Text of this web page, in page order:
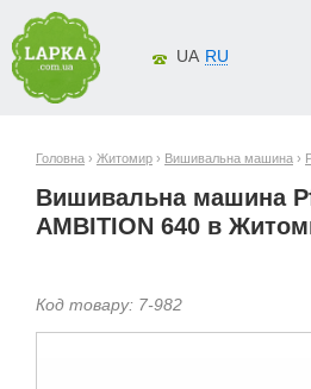
UA RU
Головна › Житомир › Вишивальна машина ›
Вишивальна машина
AMBITION 640 в
Код товару: 7-982